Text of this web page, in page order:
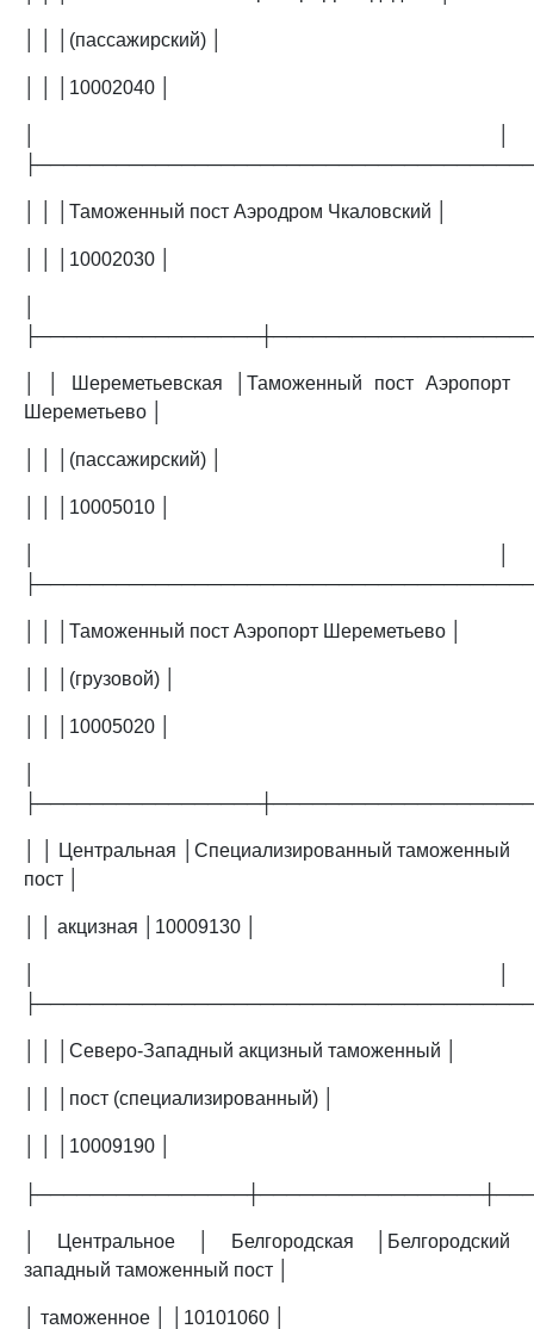
│ │ │(пассажирский) │
│ │ │10002040 │
│ │ │Таможенный пост Аэродром Чкаловский │
│ │ │10002030 │
│ │ Шереметьевская │Таможенный пост Аэропорт
Шереметьево │
│ │ │(пассажирский) │
│ │ │10005010 │
│ │ │Таможенный пост Аэропорт Шереметьево │
│ │ │(грузовой) │
│ │ │10005020 │
│ │ Центральная │Специализированный таможенный
пост │
│ │ акцизная │10009130 │
│ │ │Северо-Западный акцизный таможенный │
│ │ │пост (специализированный) │
│ │ │10009190 │
│ Центральное │ Белгородская │Белгородский
западный таможенный пост │
│ таможенное │ │10101060 │